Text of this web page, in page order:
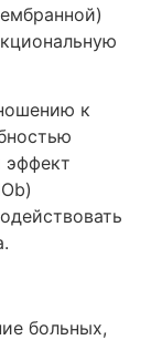
к
эффект
больных,